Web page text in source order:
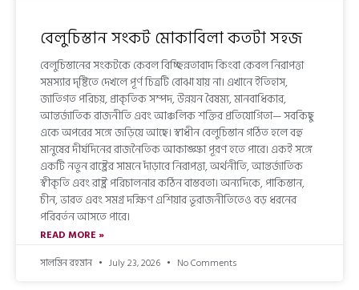
বেলুচিস্তান সংকট মোকাবিলা কতটা সহজ
বেলুচিস্তানের সংকটকে কেবল বিচ্ছিন্নতাবাদ কিংবা কেবল নিরাপত্তা
সমস্যার দৃষ্টিতে দেখলে পূর্ণ চিত্রটি বোঝা যায় না। এখানে ইতিহাস,
জাতিগত পরিচয়, প্রাকৃতিক সম্পদ, উন্নয়ন বৈষম্য, মানবাধিকার,
আন্তর্জাতিক রাজনীতি এবং আঞ্চলিক শক্তির প্রতিযোগিতা— সবকিছু
একে অপরের সঙ্গে জড়িয়ে আছে। স্বাধীন বেলুচিস্তান গঠিত হলে বহু
মানুষের দীর্ঘদিনের রাজনৈতিক আকাঙ্ক্ষা পূরণ হতে পারে। একই সঙ্গে
একটি নতুন রাষ্ট্রের সামনে দাঁড়াবে নিরাপত্তা, অর্থনীতি, আন্তর্জাতিক
স্বীকৃতি এবং রাষ্ট্র পরিচালনার কঠিন বাস্তবতা। অন্যদিকে, পাকিস্তান,
চীন, ভারত এবং সমগ্র দক্ষিণ এশিয়ার ভূরাজনীতিতেও বড় ধরনের
পরিবর্তন আসতে পারে।
READ MORE »
সালমিন রহমান
July 23, 2026 No Comments